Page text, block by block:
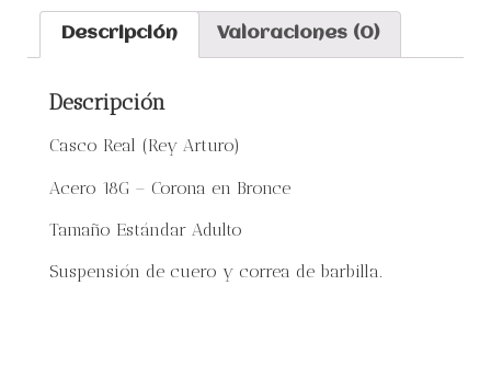
Descripción Valoraciones (0)
Descripción
Casco Real (Rey Arturo)
Acero 18G – Corona en Bronce
Tamaño Estándar Adulto
Suspensión de cuero y correa de barbilla.